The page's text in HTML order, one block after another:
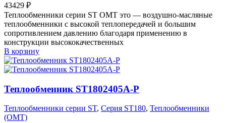
43429 ₽
Теплообменники серии ST OMT это — воздушно-масляные
теплообменники с высокой теплопередачей и большим
сопротивлением давлению благодаря применению в
конструкции высококачественных
В корзину
Теплообменник ST1802405A-P
Теплообменники серии ST, Серия ST180, Теплообменники
(OMT)